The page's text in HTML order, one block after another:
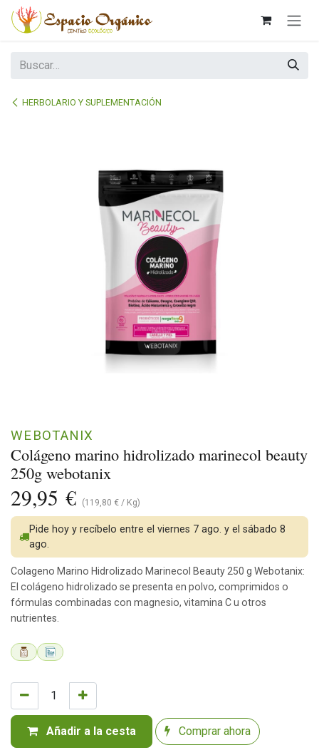
Ir al contenido
HERBOLARIO Y SUPLEMENTACIÓN
Colágeno marino hidrolizado marinecol beauty
250g webotanix
WEBOTANIX
29,95 € (119,80 € / Kg)
Añadir a la cesta Comprar ahora
Pide hoy y recíbelo entre el viernes 7 ago. y el sábado 8
ago.
Colageno Marino Hidrolizado Marinecol Beauty 250 g Webotanix:
El colágeno hidrolizado se presenta en polvo, comprimidos o
fórmulas combinadas con magnesio, vitamina C u otros
nutrientes.